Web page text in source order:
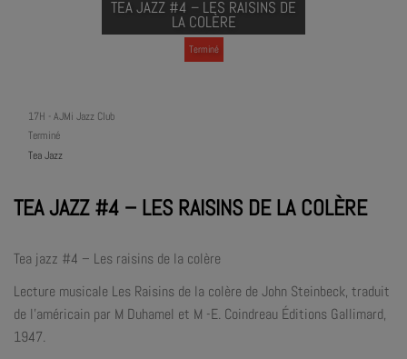
TEA JAZZ #4 – LES RAISINS DE
LA COLÈRE
Terminé
17H - AJMi Jazz Club
Terminé
Tea Jazz
TEA JAZZ #4 – LES RAISINS DE LA COLÈRE
Tea jazz #4 – Les raisins de la colère
Lecture musicale Les Raisins de la colère de John Steinbeck, traduit
de l’américain par M Duhamel et M -E. Coindreau Éditions Gallimard,
1947.